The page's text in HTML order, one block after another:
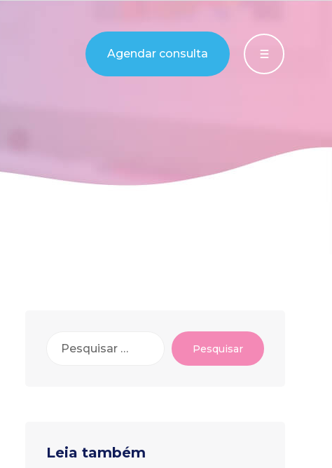
Agendar consulta
Pesquisar
Leia também